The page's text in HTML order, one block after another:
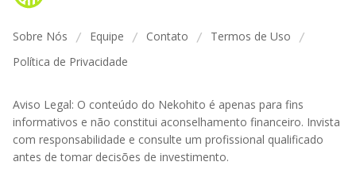
Sobre Nós / Equipe / Contato / Termos de Uso /
Política de Privacidade
Aviso Legal: O conteúdo do Nekohito é apenas para fins
informativos e não constitui aconselhamento financeiro. Invista
com responsabilidade e consulte um profissional qualificado
antes de tomar decisões de investimento.